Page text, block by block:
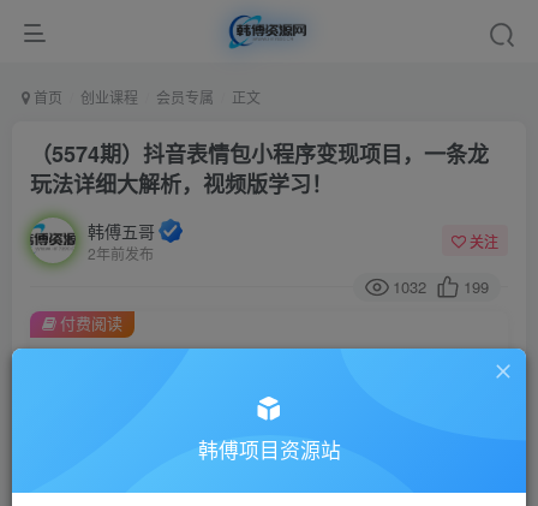
首页 创业课程 会员专属 正文
（5574期）抖音表情包小程序变现项目，一条龙
玩法详细大解析，视频版学习！
韩傅五哥
2年前发布
关注
1032 199
会员专属资源
付费阅读
韩傅项目资源站